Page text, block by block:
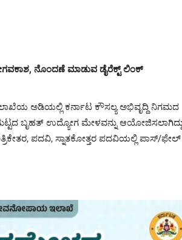
ನೊಂದಣೆ ಮಾಡುವ ಡೈರೆಕ್ಟ್ ಲಿಂಕ್
ಅಡಿಯಲ್ಲಿ ಕರ್ನಾಟ ಕೌಸಲ್ಯ ಅಭಿವೃದ್ದಿ ನಿಗಮದ
ಬೃಹತ್ ಉದ್ಯೋಗ ಮೇಳವನ್ನು
ಪದವಿ, ಸ್ನಾತಕೋತ್ತರ ಪದವಿಯಲ್ಲಿ ಪಾಸ್/ಫೇಲ್